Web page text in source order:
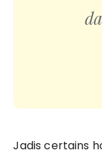
Jadis certains